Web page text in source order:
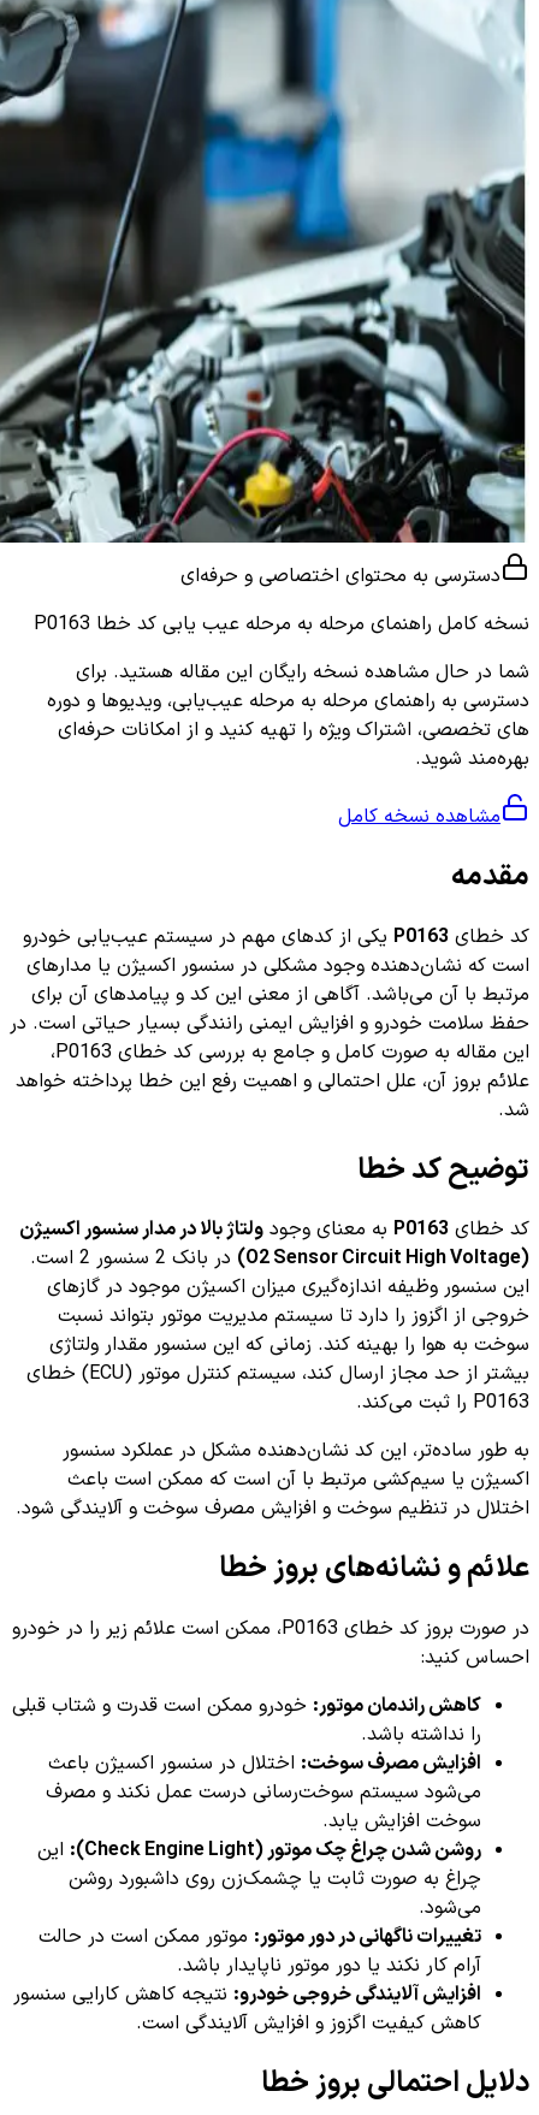
دسترسی به محتوای اختصاصی و حرفه‌ای
نسخه کامل راهنمای مرحله به مرحله عیب یابی کد خطا P0163
شما در حال مشاهده نسخه رایگان این مقاله هستید. برای
دسترسی به راهنمای مرحله به مرحله عیب‌یابی، ویدیوها و دوره
های تخصصی، اشتراک ویژه را تهیه کنید و از امکانات حرفه‌ای
بهره‌مند شوید.
مشاهده نسخه کامل
مقدمه
کد خطای P0163 یکی از کدهای مهم در سیستم عیب‌یابی خودرو
است که نشان‌دهنده وجود مشکلی در سنسور اکسیژن یا مدارهای
مرتبط با آن می‌باشد. آگاهی از معنی این کد و پیامدهای آن برای
حفظ سلامت خودرو و افزایش ایمنی رانندگی بسیار حیاتی است. در
این مقاله به صورت کامل و جامع به بررسی کد خطای P0163،
علائم بروز آن، علل احتمالی و اهمیت رفع این خطا پرداخته خواهد
شد.
توضیح کد خطا
کد خطای P0163 به معنای وجود ولتاژ بالا در مدار سنسور اکسیژن
(O2 Sensor Circuit High Voltage)
در بانک 2 سنسور 2 است.
این سنسور وظیفه اندازه‌گیری میزان اکسیژن موجود در گازهای
خروجی از اگزوز را دارد تا سیستم مدیریت موتور بتواند نسبت
سوخت به هوا را بهینه کند. زمانی که این سنسور مقدار ولتاژی
بیشتر از حد مجاز ارسال کند، سیستم کنترل موتور (ECU) خطای
P0163 را ثبت می‌کند.
به طور ساده‌تر، این کد نشان‌دهنده مشکل در عملکرد سنسور
اکسیژن یا سیم‌کشی مرتبط با آن است که ممکن است باعث
اختلال در تنظیم سوخت و افزایش مصرف سوخت و آلایندگی شود.
علائم و نشانه‌های بروز خطا
در صورت بروز کد خطای P0163، ممکن است علائم زیر را در خودرو
احساس کنید:
کاهش راندمان موتور: خودرو ممکن است قدرت و شتاب قبلی
را نداشته باشد.
افزایش مصرف سوخت: اختلال در سنسور اکسیژن باعث
می‌شود سیستم سوخت‌رسانی درست عمل نکند و مصرف
سوخت افزایش یابد.
روشن شدن چراغ چک موتور (Check Engine Light):
این
چراغ به صورت ثابت یا چشمک‌زن روی داشبورد روشن
می‌شود.
تغییرات ناگهانی در دور موتور: موتور ممکن است در حالت
آرام کار نکند یا دور موتور ناپایدار باشد.
افزایش آلایندگی خروجی خودرو: نتیجه کاهش کارایی سنسور
کاهش کیفیت اگزوز و افزایش آلایندگی است.
دلایل احتمالی بروز خطا